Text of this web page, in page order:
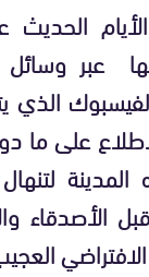
الحديث
عبر وسائل
الذي
على ما
المدينة
الأصدقاء